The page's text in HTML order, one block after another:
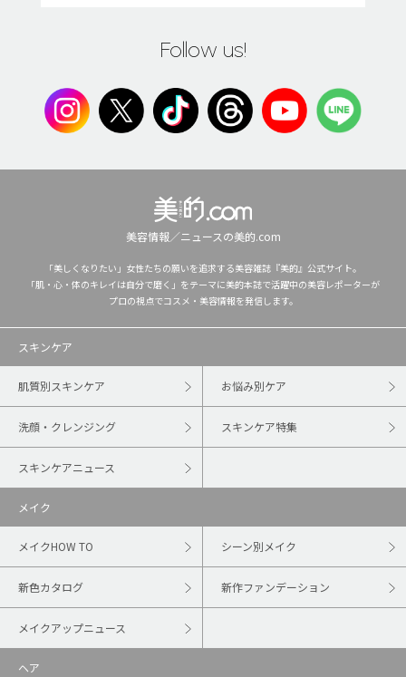
Follow us!
美容情報／ニュースの美的.com
「美しくなりたい」女性たちの願いを追求する美容雑誌『美的』公式サイト。
「肌・心・体のキレイは自分で磨く」をテーマに美的本誌で活躍中の美容レポーターが
プロの視点でコスメ・美容情報を発信します。
スキンケア
肌質別スキンケア お悩み別ケア
洗顔・クレンジング スキンケア特集
スキンケアニュース
メイク
メイクHOW TO シーン別メイク
新色カタログ 新作ファンデーション
メイクアップニュース
ヘア